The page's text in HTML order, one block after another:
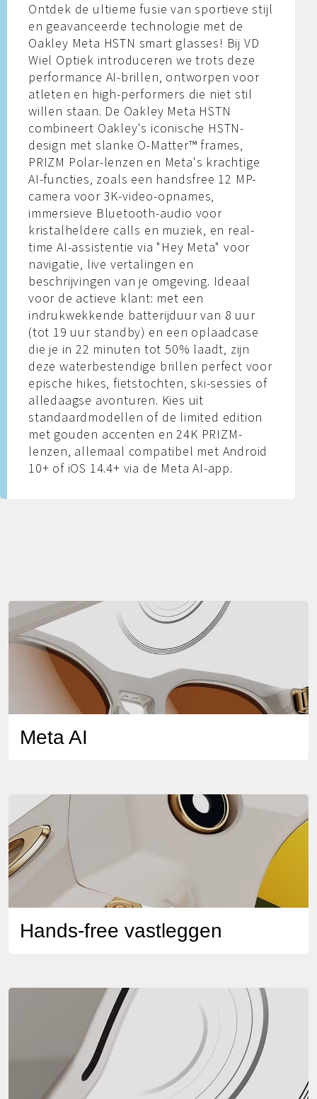
Ontdek de ultieme fusie van sportieve stijl
en geavanceerde technologie met de
Oakley Meta HSTN smart glasses! Bij VD
Wiel Optiek introduceren we trots deze
performance AI-brillen, ontworpen voor
atleten en high-performers die niet stil
willen staan. De Oakley Meta HSTN
combineert Oakley's iconische HSTN-
design met slanke O-Matter™ frames,
PRIZM Polar-lenzen en Meta's krachtige
AI-functies, zoals een handsfree 12 MP-
camera voor 3K-video-opnames,
immersieve Bluetooth-audio voor
kristalheldere calls en muziek, en real-
time AI-assistentie via "Hey Meta" voor
navigatie, live vertalingen en
beschrijvingen van je omgeving. Ideaal
voor de actieve klant: met een
indrukwekkende batterijduur van 8 uur
(tot 19 uur standby) en een oplaadcase
die je in 22 minuten tot 50% laadt, zijn
deze waterbestendige brillen perfect voor
epische hikes, fietstochten, ski-sessies of
alledaagse avonturen. Kies uit
standaardmodellen of de limited edition
met gouden accenten en 24K PRIZM-
lenzen, allemaal compatibel met Android
10+ of iOS 14.4+ via de Meta AI-app.
Meta AI
Hands-free vastleggen